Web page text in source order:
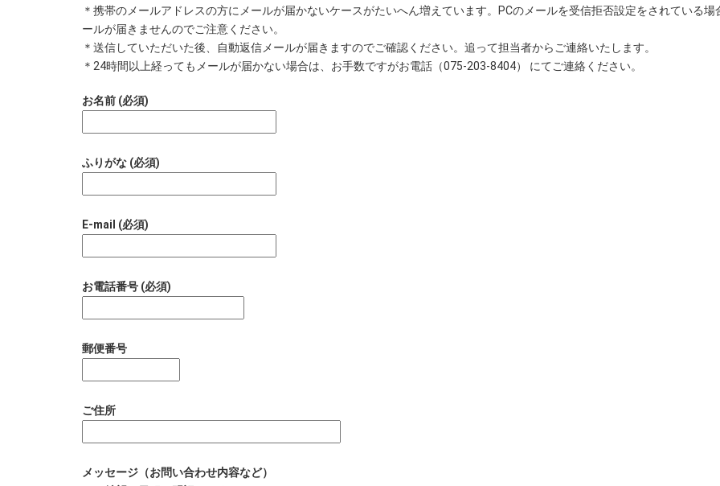
＊携帯のメールアドレスの方にメールが届かないケースがたいへん増えています。PCのメールを受信拒否設定をされている場
ールが届きませんのでご注意ください。
＊送信していただいた後、自動返信メールが届きますのでご確認ください。追って担当者からご連絡いたします。
＊24時間以上経ってもメールが届かない場合は、お手数ですがお電話（075-203-8404） にてご連絡ください。
お名前 (必須)
ふりがな (必須)
E-mail (必須)
お電話番号 (必須)
郵便番号
ご住所
メッセージ（お問い合わせ内容など）